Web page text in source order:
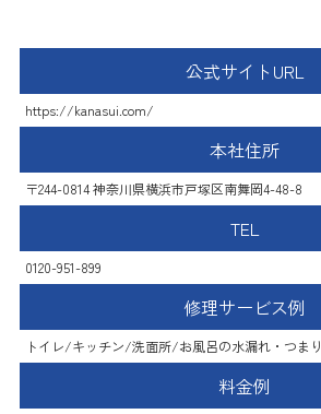
公式サイトURL
https://kanasui.com/
本社住所
〒244-0814 神奈川県横浜市戸塚区南舞岡4-48-8
TEL
0120-951-899
修理サービス例
トイレ/キッチン/洗面所/お風呂の水漏れ・つまり
料金例